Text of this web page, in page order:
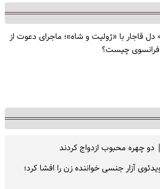
دل قاجار با «ژولیت و شاه»؛ ماجرای دعوت از
فرانسوی چیست؟
دو چهره محبوب ازدواج کردند
آزار جنسی خواننده زن را افشا کرد؛